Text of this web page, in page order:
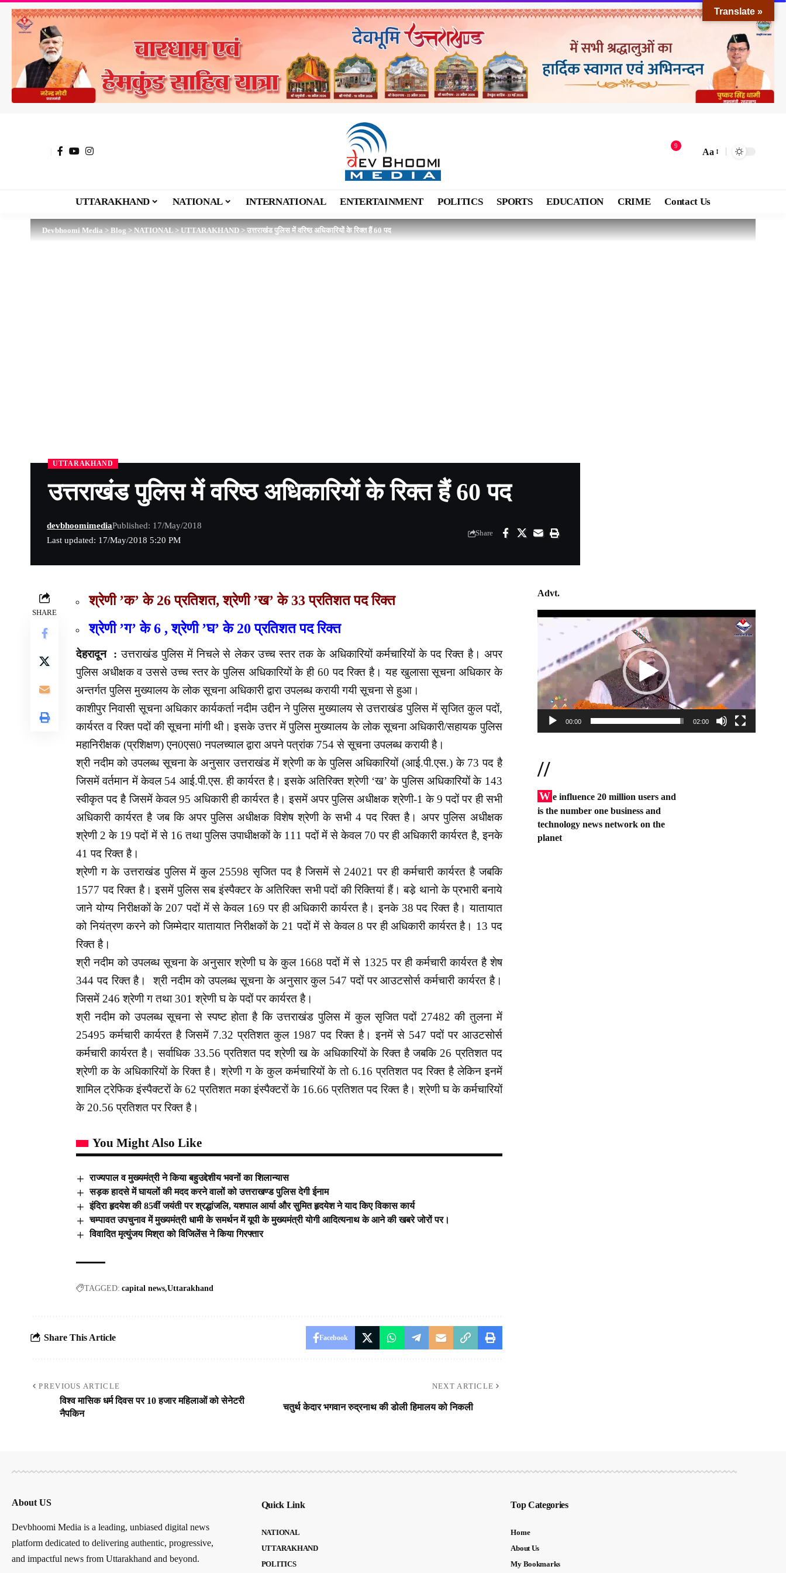
9
Aa
UTTARAKHAND NATIONAL INTERNATIONAL ENTERTAINMENT POLITICS SPORTS EDUCATION CRIME Contact Us
Devbhoomi Media>Blog>NATIONAL>UTTARAKHAND>उत्तराखंड पुलिस में वरिष्ठ अधिकारियों के रिक्त हैं 60 पद
UTTARAKHAND
उत्तराखंड पुलिस में वरिष्ठ अधिकारियों के रिक्त हैं 60 पद
Last updated: 17/May/2018 5:20 PM
devbhoomimediaPublished: 17/May/2018
Share
SHARE
श्रेणी ’क’ के 26 प्रतिशत, श्रेणी ’ख’ के 33 प्रतिशत पद रिक्त
श्रेणी ’ग’ के 6 , श्रेणी ’घ’ के 20 प्रतिशत पद रिक्त
देहरादून : उत्तराखंड पुलिस में निचले से लेकर उच्च स्तर तक के अधिकारियों कर्मचारियों के पद रिक्त है। अपर
पुलिस अधीक्षक व उससे उच्च स्तर के पुलिस अधिकारियों के ही 60 पद रिक्त है। यह खुलासा सूचना अधिकार के
अन्तर्गत पुलिस मुख्यालय के लोक सूचना अधिकारी द्वारा उपलब्ध करायी गयी सूचना से हुआ।
काशीपुर निवासी सूचना अधिकार कार्यकर्ता नदीम उद्दीन ने पुलिस मुख्यालय से उत्तराखंड पुलिस में सृजित कुल पदों,
कार्यरत व रिक्त पदों की सूचना मांगी थी। इसके उत्तर में पुलिस मुख्यालय के लोक सूचना अधिकारी/सहायक पुलिस
महानिरीक्षक (प्रशिक्षण) एन0एस0 नपलच्याल द्वारा अपने पत्रांक 754 से सूचना उपलब्ध करायी है।
श्री नदीम को उपलब्ध सूचना के अनुसार उत्तराखंड में श्रेणी क के पुलिस अधिकारियों (आई.पी.एस.) के 73 पद है
जिसमें वर्तमान में केवल 54 आई.पी.एस. ही कार्यरत है। इसके अतिरिक्त श्रेणी ‘ख’ के पुलिस अधिकारियों के 143
स्वीकृत पद है जिसमें केवल 95 अधिकारी ही कार्यरत है। इसमें अपर पुलिस अधीक्षक श्रेणी-1 के 9 पदों पर ही सभी
अधिकारी कार्यरत है जब कि अपर पुलिस अधीक्षक विशेष श्रेणी के सभी 4 पद रिक्त है। अपर पुलिस अधीक्षक
श्रेणी 2 के 19 पदों में से 16 तथा पुलिस उपाधीक्षकों के 111 पदों में से केवल 70 पर ही अधिकारी कार्यरत है, इनके
41 पद रिक्त है।
श्रेणी ग के उत्तराखंड पुलिस में कुल 25598 सृजित पद है जिसमें से 24021 पर ही कर्मचारी कार्यरत है जबकि
1577 पद रिक्त है। इसमें पुलिस सब इंस्पैक्टर के अतिरिक्त सभी पदों की रिक्तियां हैं। बडे़ थानो के प्रभारी बनाये
जाने योग्य निरीक्षकों के 207 पदों में से केवल 169 पर ही अधिकारी कार्यरत है। इनके 38 पद रिक्त है। यातायात
को नियंत्रण करने को जिम्मेदार यातायात निरीक्षकों के 21 पदों में से केवल 8 पर ही अधिकारी कार्यरत है। 13 पद
रिक्त है।
श्री नदीम को उपलब्ध सूचना के अनुसार श्रेणी घ के कुल 1668 पदों में से 1325 पर ही कर्मचारी कार्यरत है शेष
344 पद रिक्त है।श्री नदीम को उपलब्ध सूचना के अनुसार कुल 547 पदों पर आउटसोर्स कर्मचारी कार्यरत है।
जिसमें 246 श्रेणी ग तथा 301 श्रेणी घ के पदों पर कार्यरत है।
श्री नदीम को उपलब्ध सूचना से स्पष्ट होता है कि उत्तराखंड पुलिस में कुल सृजित पदों 27482 की तुलना में
25495 कर्मचारी कार्यरत है जिसमें 7.32 प्रतिशत कुल 1987 पद रिक्त है। इनमें से 547 पदों पर आउटसोर्स
कर्मचारी कार्यरत है। सर्वाधिक 33.56 प्रतिशत पद श्रेणी ख के अधिकारियों के रिक्त है जबकि 26 प्रतिशत पद
श्रेणी क के अधिकारियों के रिक्त है। श्रेणी ग के कुल कर्मचारियों के तो 6.16 प्रतिशत पद रिक्त है लेकिन इनमें
शामिल ट्रेफिक इंस्पैक्टरों के 62 प्रतिशत मका इंस्पैक्टरों के 16.66 प्रतिशत पद रिक्त है। श्रेणी घ के कर्मचारियों
के 20.56 प्रतिशत पर रिक्त है।
You Might Also Like
राज्यपाल व मुख्यमंत्री ने किया बहुउद्देशीय भवनों का शिलान्यास
सड़क हादसे में घायलों की मदद करने वालों को उत्तराखण्ड पुलिस देगी ईनाम
इंदिरा हृदयेश की 85वीं जयंती पर श्रद्धांजलि, यशपाल आर्या और सुमित हृदयेश ने याद किए विकास कार्य
चम्पावत उपचुनाव में मुख्यमंत्री धामी के समर्थन में यूपी के मुख्यमंत्री योगी आदित्यनाथ के आने की खबरे जोरों पर।
विवादित मृत्युंजय मिश्रा को विजिलेंस ने किया गिरफ्तार
TAGGED: capital news Uttarakhand
Share This Article Facebook
PREVIOUS ARTICLE
विश्व मासिक धर्म दिवस पर 10 हजार महिलाओं को सेनेटरी
नैपकिन
NEXT ARTICLE
चतुर्थ केदार भगवान रुद्रनाथ की डोली हिमालय को निकली
Advt.
Video
00:00 02:00
//
W e influence 20 million users and
is the number one business and
technology news network on the
planet
About US
Devbhoomi Media is a leading, unbiased digital news
platform dedicated to delivering authentic, progressive,
and impactful news from Uttarakhand and beyond.
Quick Link
NATIONAL
UTTARAKHAND
POLITICS
Top Categories
Home
About Us
My Bookmarks
Translate »